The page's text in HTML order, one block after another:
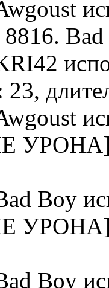
УРОНА
Boy
УРОНА
Boy